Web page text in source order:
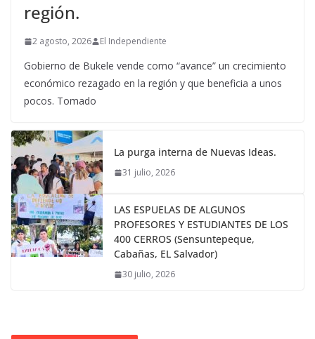
región.
2 agosto, 2026 El Independiente
Gobierno de Bukele vende como “avance” un crecimiento
económico rezagado en la región y que beneficia a unos
pocos. Tomado
La purga interna de Nuevas Ideas.
31 julio, 2026
LAS ESPUELAS DE ALGUNOS
PROFESORES Y ESTUDIANTES DE LOS
400 CERROS (Sensuntepeque,
Cabañas, EL Salvador)
30 julio, 2026